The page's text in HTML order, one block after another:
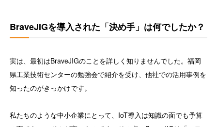
BraveJIGを導入された「決め手」は何でしたか？
実は、最初はBraveJIGのことを詳しく知りませんでした。福岡
県工業技術センターの勉強会で紹介を受け、他社での活用事例を
知ったのがきっかけです。
私たちのような中小企業にとって、IoT導入は知識の面でも予算